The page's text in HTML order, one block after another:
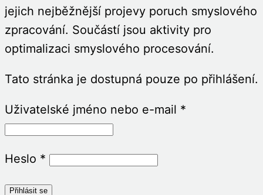
jejich nejběžnější projevy poruch smyslového
zpracování. Součástí jsou aktivity pro
optimalizaci smyslového procesování.
Tato stránka je dostupná pouze po přihlášení.
Uživatelské jméno nebo e-mail *
Heslo *